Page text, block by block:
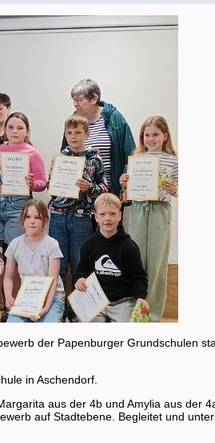
der Papenburger Grundschulen
in Aschendorf.
aus der 4b und Amylia aus der
auf Stadtebene. Begleitet und